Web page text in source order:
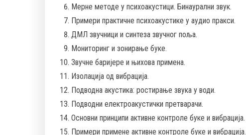
Мерне методе у психоакустици. Бинаурални звук.
Примери практичне психоакустике у аудио пракси.
ДМЛ звучници и синтеза звучног поља.
Мониторинг и зонирање буке.
Звучне баријере и њихова примена.
Изолација од вибрација.
Подводна акустика: ростирање звука у води.
Подводни електроакустички претварачи.
Основни принципи активне контроле буке и вибрација.
Примери примене активне контроле буке и вибрација.